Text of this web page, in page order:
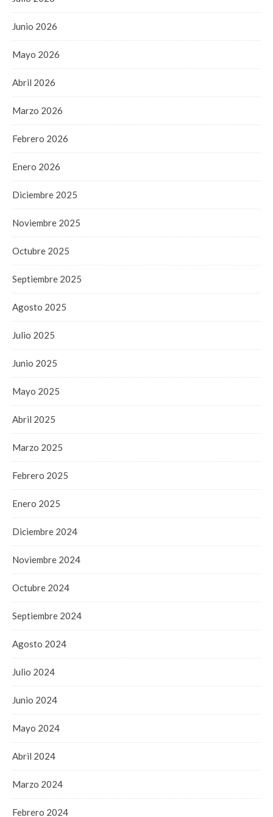
Junio 2026
Mayo 2026
Abril 2026
Marzo 2026
Febrero 2026
Enero 2026
Diciembre 2025
Noviembre 2025
Octubre 2025
Septiembre 2025
Agosto 2025
Julio 2025
Junio 2025
Mayo 2025
Abril 2025
Marzo 2025
Febrero 2025
Enero 2025
Diciembre 2024
Noviembre 2024
Octubre 2024
Septiembre 2024
Agosto 2024
Julio 2024
Junio 2024
Mayo 2024
Abril 2024
Marzo 2024
Febrero 2024